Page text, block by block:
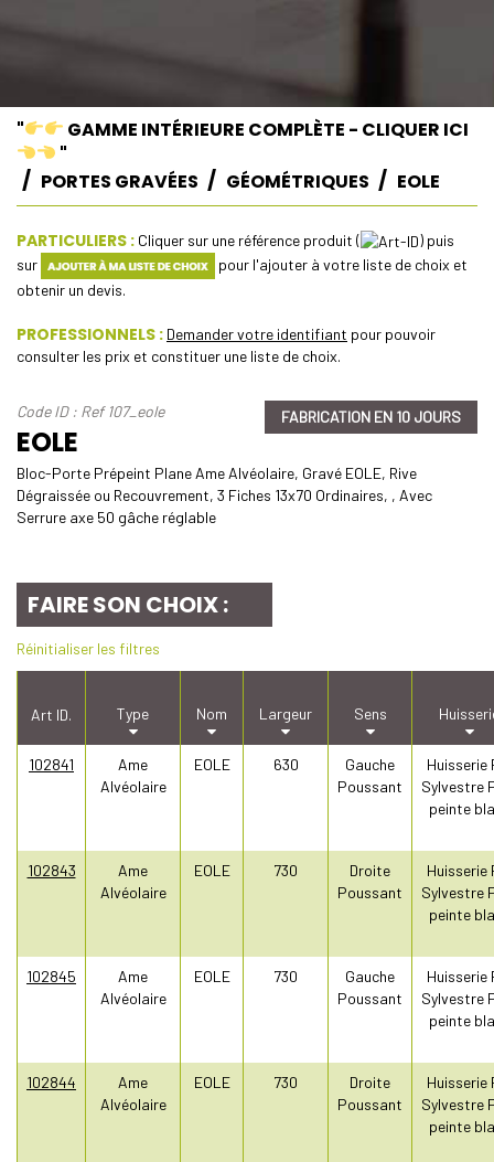
"
GAMME INTÉRIEURE COMPLÈTE - CLIQUER ICI
"
PORTES GRAVÉES
GÉOMÉTRIQUES EOLE
PARTICULIERS : Cliquer sur une référence produit (
) puis
sur
pour l'ajouter à votre liste de choix et
obtenir un devis.
PROFESSIONNELS : Demander votre identifiant pour pouvoir
consulter les prix et constituer une liste de choix.
Code ID : Ref 107_eole
EOLE
FABRICATION EN 10 JOURS
Bloc-Porte Prépeint Plane Ame Alvéolaire, Gravé EOLE, Rive
Dégraissée ou Recouvrement, 3 Fiches 13x70 Ordinaires, , Avec
Serrure axe 50 gâche réglable
FAIRE SON CHOIX :
Réinitialiser les filtres
Art ID. Type Nom Largeur Sens
102841
Ame
Alvéolaire
EOLE 630
Gauche
Poussant
Huisserie
Sylvestre
peinte
102843
Ame
Alvéolaire
EOLE 730
Droite
Poussant
Huisserie
Sylvestre
peinte
102845
Ame
Alvéolaire
EOLE 730
Gauche
Poussant
Huisserie
Sylvestre
peinte
102844
Ame
Alvéolaire
EOLE 730
Droite
Poussant
Huisserie
Sylvestre
peinte